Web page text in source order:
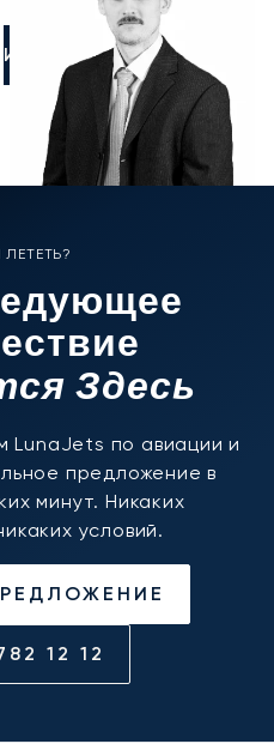
НАМ
Здесь
LunaJets по авиации и
предложение в
минут. Никаких
условий.
12 12